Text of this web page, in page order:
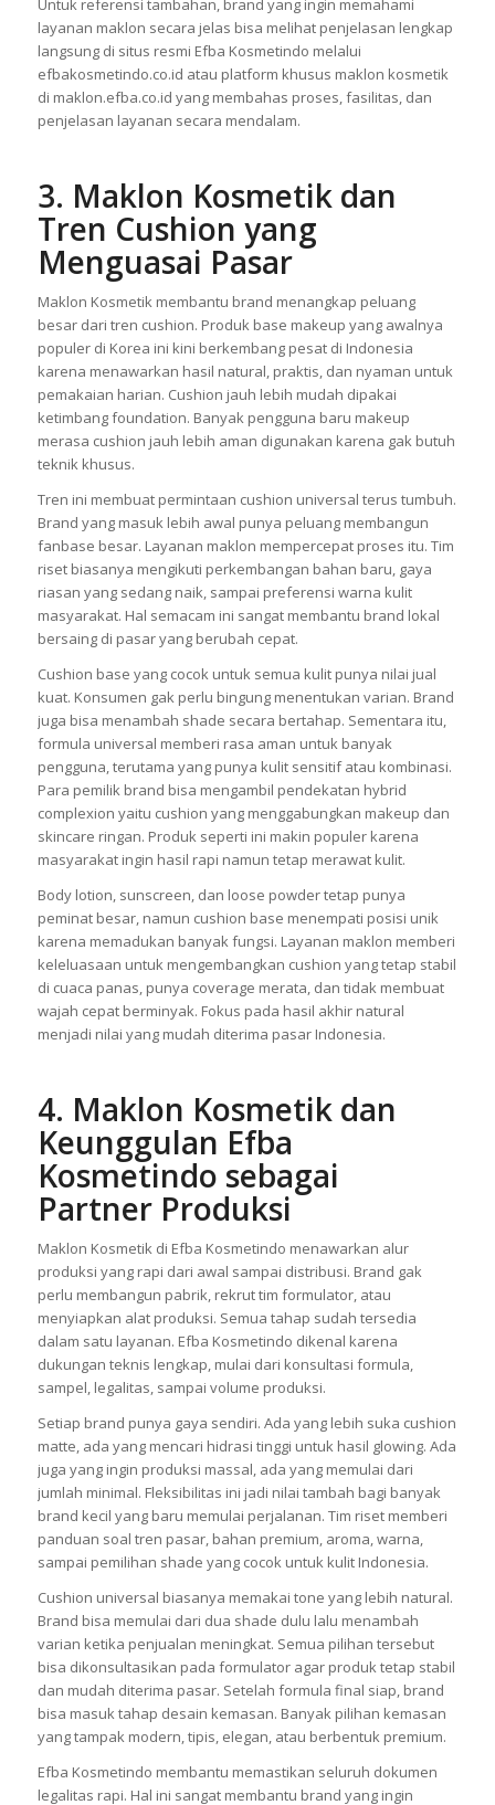
Untuk referensi tambahan, brand yang ingin memahami
layanan maklon secara jelas bisa melihat penjelasan lengkap
langsung di situs resmi Efba Kosmetindo melalui
efbakosmetindo.co.id atau platform khusus maklon kosmetik
di maklon.efba.co.id yang membahas proses, fasilitas, dan
penjelasan layanan secara mendalam.
3. Maklon Kosmetik dan
Tren Cushion yang
Menguasai Pasar
Maklon Kosmetik membantu brand menangkap peluang
besar dari tren cushion. Produk base makeup yang awalnya
populer di Korea ini kini berkembang pesat di Indonesia
karena menawarkan hasil natural, praktis, dan nyaman untuk
pemakaian harian. Cushion jauh lebih mudah dipakai
ketimbang foundation. Banyak pengguna baru makeup
merasa cushion jauh lebih aman digunakan karena gak butuh
teknik khusus.
Tren ini membuat permintaan cushion universal terus tumbuh.
Brand yang masuk lebih awal punya peluang membangun
fanbase besar. Layanan maklon mempercepat proses itu. Tim
riset biasanya mengikuti perkembangan bahan baru, gaya
riasan yang sedang naik, sampai preferensi warna kulit
masyarakat. Hal semacam ini sangat membantu brand lokal
bersaing di pasar yang berubah cepat.
Cushion base yang cocok untuk semua kulit punya nilai jual
kuat. Konsumen gak perlu bingung menentukan varian. Brand
juga bisa menambah shade secara bertahap. Sementara itu,
formula universal memberi rasa aman untuk banyak
pengguna, terutama yang punya kulit sensitif atau kombinasi.
Para pemilik brand bisa mengambil pendekatan hybrid
complexion yaitu cushion yang menggabungkan makeup dan
skincare ringan. Produk seperti ini makin populer karena
masyarakat ingin hasil rapi namun tetap merawat kulit.
Body lotion, sunscreen, dan loose powder tetap punya
peminat besar, namun cushion base menempati posisi unik
karena memadukan banyak fungsi. Layanan maklon memberi
keleluasaan untuk mengembangkan cushion yang tetap stabil
di cuaca panas, punya coverage merata, dan tidak membuat
wajah cepat berminyak. Fokus pada hasil akhir natural
menjadi nilai yang mudah diterima pasar Indonesia.
4. Maklon Kosmetik dan
Keunggulan Efba
Kosmetindo sebagai
Partner Produksi
Maklon Kosmetik di Efba Kosmetindo menawarkan alur
produksi yang rapi dari awal sampai distribusi. Brand gak
perlu membangun pabrik, rekrut tim formulator, atau
menyiapkan alat produksi. Semua tahap sudah tersedia
dalam satu layanan. Efba Kosmetindo dikenal karena
dukungan teknis lengkap, mulai dari konsultasi formula,
sampel, legalitas, sampai volume produksi.
Setiap brand punya gaya sendiri. Ada yang lebih suka cushion
matte, ada yang mencari hidrasi tinggi untuk hasil glowing. Ada
juga yang ingin produksi massal, ada yang memulai dari
jumlah minimal. Fleksibilitas ini jadi nilai tambah bagi banyak
brand kecil yang baru memulai perjalanan. Tim riset memberi
panduan soal tren pasar, bahan premium, aroma, warna,
sampai pemilihan shade yang cocok untuk kulit Indonesia.
Cushion universal biasanya memakai tone yang lebih natural.
Brand bisa memulai dari dua shade dulu lalu menambah
varian ketika penjualan meningkat. Semua pilihan tersebut
bisa dikonsultasikan pada formulator agar produk tetap stabil
dan mudah diterima pasar. Setelah formula final siap, brand
bisa masuk tahap desain kemasan. Banyak pilihan kemasan
yang tampak modern, tipis, elegan, atau berbentuk premium.
Efba Kosmetindo membantu memastikan seluruh dokumen
legalitas rapi. Hal ini sangat membantu brand yang ingin